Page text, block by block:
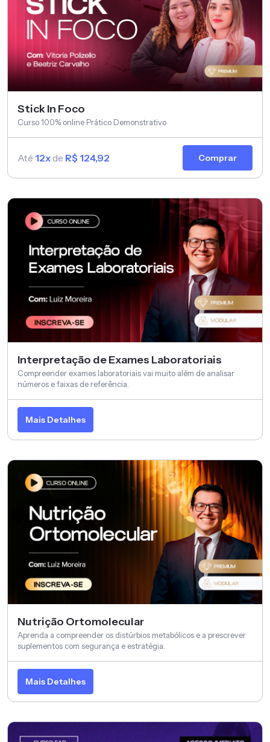
Stick In Foco
Curso 100% online Prático Demonstrativo
Até 12x de R$ 124,92 Comprar
Interpretação de Exames Laboratoriais
Compreender exames laboratoriais vai muito além de analisar
números e faixas de referência.
Mais Detalhes
Nutrição Ortomolecular
Aprenda a compreender os distúrbios metabólicos e a prescrever
suplementos com segurança e estratégia.
Mais Detalhes